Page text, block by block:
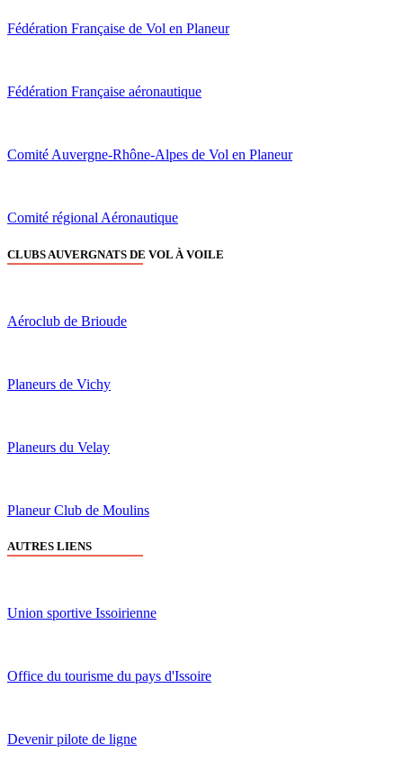
Fédération Française de Vol en Planeur
Fédération Française aéronautique
Comité Auvergne-Rhône-Alpes de Vol en Planeur
Comité régional Aéronautique
CLUBS AUVERGNATS DE VOL À VOILE
Aéroclub de Brioude
Planeurs de Vichy
Planeurs du Velay
Planeur Club de Moulins
AUTRES LIENS
Union sportive Issoirienne
Office du tourisme du pays d'Issoire
Devenir pilote de ligne